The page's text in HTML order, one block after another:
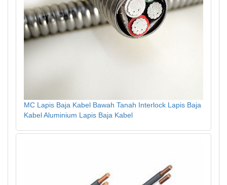
MC Lapis Baja Kabel Bawah Tanah Interlock Lapis Baja
Kabel Aluminium Lapis Baja Kabel